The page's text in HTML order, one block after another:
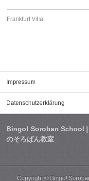
Frankfurt Villa
Impressum
Datenschutzerklärung
Bingo! Soroban School |
のそろばん教室
Copyright © Bingo!